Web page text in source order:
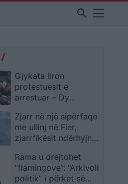
search
Gjykata liron
protestuesit e
arrestuar – Dy
shtëpiak, të tjerët me
detyrim paraqitje dhe
heqje akuzash!
Qytetarët brohoritje:
Fitore!
Zjarr në një sipërfaqe
me ullinj në Fier,
zjarrfikësit ndërhyjnë
Rama u drejtohet
“flamingove”: “Arkivoli
politik” i përket së